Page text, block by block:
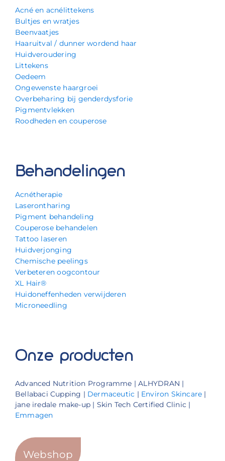
Acné en acnélittekens
Bultjes en wratjes
Beenvaatjes
Haaruitval / dunner wordend haar
Huidveroudering
Littekens
Oedeem
Ongewenste haargroei
Overbeharing bij genderdysforie
Pigmentvlekken
Roodheden en couperose
Behandelingen
Acnétherapie
Laserontharing
Pigment behandeling
Couperose behandelen
Tattoo laseren
Huidverjonging
Chemische peelings
Verbeteren oogcontour
XL Hair®
Huidoneffenheden verwijderen
Microneedling
Onze producten
Advanced Nutrition Programme | ALHYDRAN |
Bellabaci Cupping | Dermaceutic | Environ Skincare |
jane iredale make-up | Skin Tech Certified Clinic |
Emmagen
Webshop